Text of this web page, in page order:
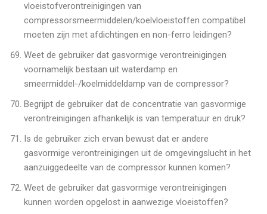
vloeistofverontreinigingen van
compressorsmeermiddelen/koelvloeistoffen compatibel
moeten zijn met afdichtingen en non-ferro leidingen?
Weet de gebruiker dat gasvormige verontreinigingen
voornamelijk bestaan uit waterdamp en
smeermiddel-/koelmiddeldamp van de compressor?
Begrijpt de gebruiker dat de concentratie van gasvormige
verontreinigingen afhankelijk is van temperatuur en druk?
Is de gebruiker zich ervan bewust dat er andere
gasvormige verontreinigingen uit de omgevingslucht in het
aanzuiggedeelte van de compressor kunnen komen?
Weet de gebruiker dat gasvormige verontreinigingen
kunnen worden opgelost in aanwezige vloeistoffen?